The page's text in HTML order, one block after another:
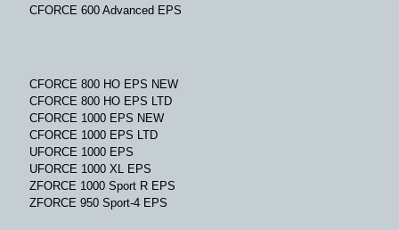
CFORCE 600 Advanced EPS
CFORCE 800 HO EPS NEW
CFORCE 800 HO EPS LTD
CFORCE 1000 EPS NEW
CFORCE 1000 EPS LTD
UFORCE 1000 EPS
UFORCE 1000 XL EPS
ZFORCE 1000 Sport R EPS
ZFORCE 950 Sport-4 EPS